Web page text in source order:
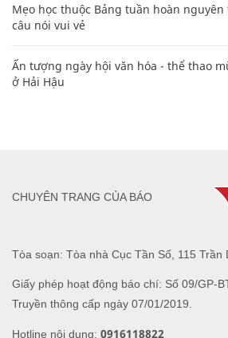
Mẹo học thuộc Bảng tuần hoàn
câu nói vui vẻ
Ấn tượng ngày hội văn hóa - thể thao
ở Hải Hậu
Tòa soạn: Tòa nhà Cục Tần Số, 115 Trần
Giấy phép hoạt động báo chí: Số 09/GP-
Truyền thông cấp ngày 07/01/2019.
Hotline nội dung: 0916118822
CHUYÊN TRANG CỦA BÁO